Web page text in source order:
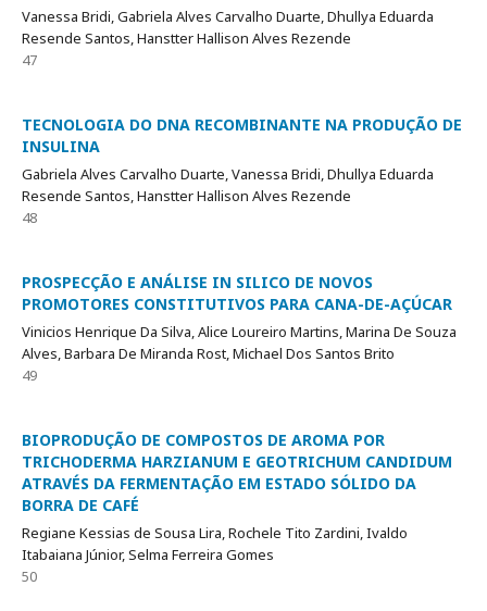
Vanessa Bridi, Gabriela Alves Carvalho Duarte, Dhullya Eduarda
Resende Santos, Hanstter Hallison Alves Rezende
47
TECNOLOGIA DO DNA RECOMBINANTE NA PRODUÇÃO DE
INSULINA
Gabriela Alves Carvalho Duarte, Vanessa Bridi, Dhullya Eduarda
Resende Santos, Hanstter Hallison Alves Rezende
48
PROSPECÇÃO E ANÁLISE IN SILICO DE NOVOS
PROMOTORES CONSTITUTIVOS PARA CANA-DE-AÇÚCAR
Vinicios Henrique Da Silva, Alice Loureiro Martins, Marina De Souza
Alves, Barbara De Miranda Rost, Michael Dos Santos Brito
49
BIOPRODUÇÃO DE COMPOSTOS DE AROMA POR
TRICHODERMA HARZIANUM E GEOTRICHUM CANDIDUM
ATRAVÉS DA FERMENTAÇÃO EM ESTADO SÓLIDO DA
BORRA DE CAFÉ
Regiane Kessias de Sousa Lira, Rochele Tito Zardini, Ivaldo
Itabaiana Júnior, Selma Ferreira Gomes
50